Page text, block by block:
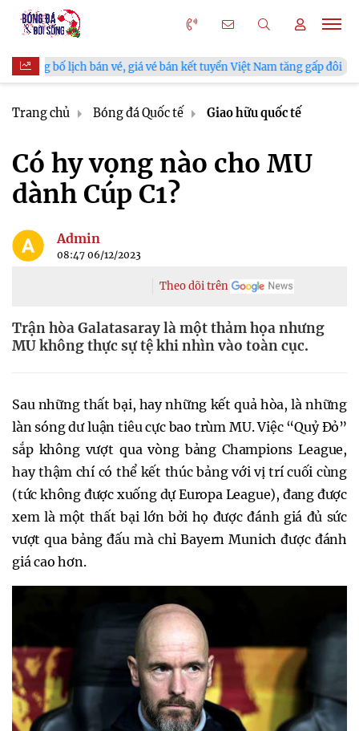
bán vé, giá vé bán kết tuyển Việt Nam tăng gấp đôi
Trang chủ Bóng đá Quốc tế Giao hữu quốc tế
Có hy vọng nào cho MU
dành Cúp C1?
Admin
08:47 06/12/2023
Theo dõi trên
Trận hòa Galatasaray là một thảm họa nhưng
MU không thực sự tệ khi nhìn vào toàn cục.
Sau những thất bại, hay những kết quả hòa, là những
làn sóng dư luận tiêu cực bao trùm MU. Việc “Quỷ Đỏ”
sắp không vượt qua vòng bảng Champions League,
hay thậm chí có thể kết thúc bảng với vị trí cuối cùng
(tức không được xuống dự Europa League), đang được
xem là một thất bại lớn bởi họ được đánh giá đủ sức
vượt qua bảng đấu mà chỉ Bayern Munich được đánh
giá cao hơn.